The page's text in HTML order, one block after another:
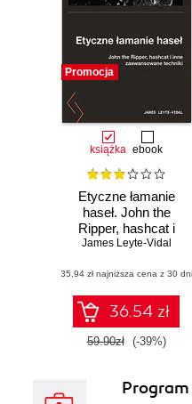
Promocja
książka ebook
Etyczne łamanie
haseł. John the
Ripper, hashcat i
inne
techniki
James Leyte-Vidal
(35,94 zł najniższa cena z 30
36.54 zł
59.90zł (-39%)